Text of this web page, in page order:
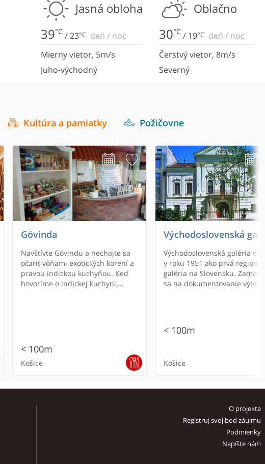
Jasná obloha
39°C /23°C deň / noc
Mierny vietor, 5m/s
Juho-východný
Oblačno
30°C / 19°C deň / noc
Čerstvý vietor, 8m/s
Severný
Kultúra a pamiatky Požičovne
Góvinda
Navštívte Góvindu a nechajte sa
očariť vôňami exotických korení a
pravou indickou kuchyňou. Keď
hovoríme o indickej kuchyni,
i tých, ktorí odmietajú aj mlieko a
mliečne výrobky.
< 100m
Košice
Východoslovenská
Východoslovenská galéria
v roku 1951 ako prvá
galéria na Slovensku.
sa na dokumentovanie
6400 diel.
< 100m
Košice
O projekte
Registruj svoj bod záujmu
Podmienky
Napíšte nám